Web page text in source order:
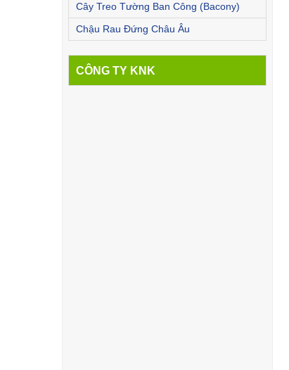
Cây Treo Tường Ban Công (Bacony)
Chậu Rau Đứng Châu Âu
CÔNG TY KNK